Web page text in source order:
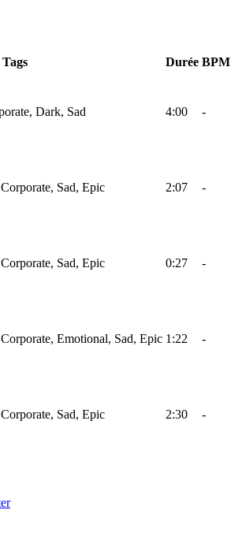
Tags Durée BPM
Dark, Sad 4:00 -
Sad, Epic 2:07 -
Sad, Epic 0:27 -
Emotional, Sad, Epic 1:22 -
Sad, Epic 2:30 -